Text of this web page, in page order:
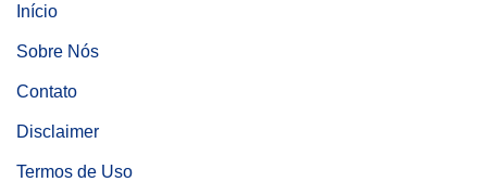
Início
Sobre Nós
Contato
Disclaimer
Termos de Uso